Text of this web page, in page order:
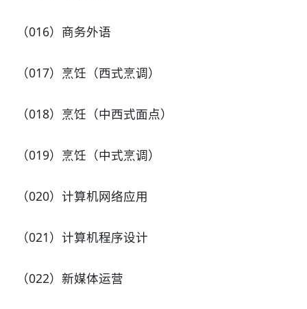
（016）商务外语
（017）烹饪（西式烹调）
（018）烹饪（中西式面点）
（019）烹饪（中式烹调）
（020）计算机网络应用
（021）计算机程序设计
（022）新媒体运营